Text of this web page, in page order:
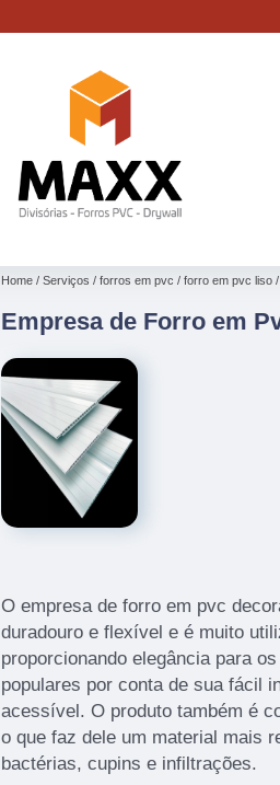
Home Serviços forros em pvc forro em pvc liso
Empresa de Forro em
O empresa de forro em pvc
duradouro e flexível e é muito
proporcionando elegância para
populares por conta de sua fácil
acessível. O produto também é
o que faz dele um material mais
bactérias, cupins e infiltrações.